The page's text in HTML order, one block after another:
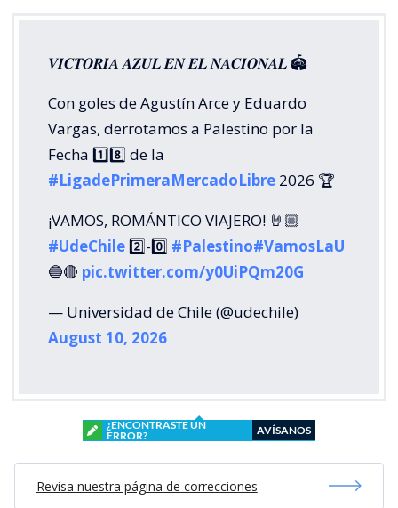
𝑽𝑰𝑪𝑻𝑶𝑹𝑰𝑨 𝑨𝒁𝑼𝑳 𝑬𝑵 𝑬𝑳 𝑵𝑨𝑪𝑰𝑶𝑵𝑨𝑳 🏟️
Con goles de Agustín Arce y Eduardo
Vargas, derrotamos a Palestino por la
Fecha 1️⃣8️⃣ de la
#LigadePrimeraMercadoLibre 2026 🏆
¡VAMOS, ROMÁNTICO VIAJERO! 🤘🏼
#UdeChile2️⃣-0️⃣ #Palestino#VamosLaU
🔵🔴 pic.twitter.com/y0UiPQm20G
— Universidad de Chile (@udechile)
August 10, 2026
¿ENCONTRASTE UN
ERROR?
AVÍSANOS
Revisa nuestra página de correcciones